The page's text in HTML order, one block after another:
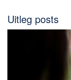
Uitleg posts